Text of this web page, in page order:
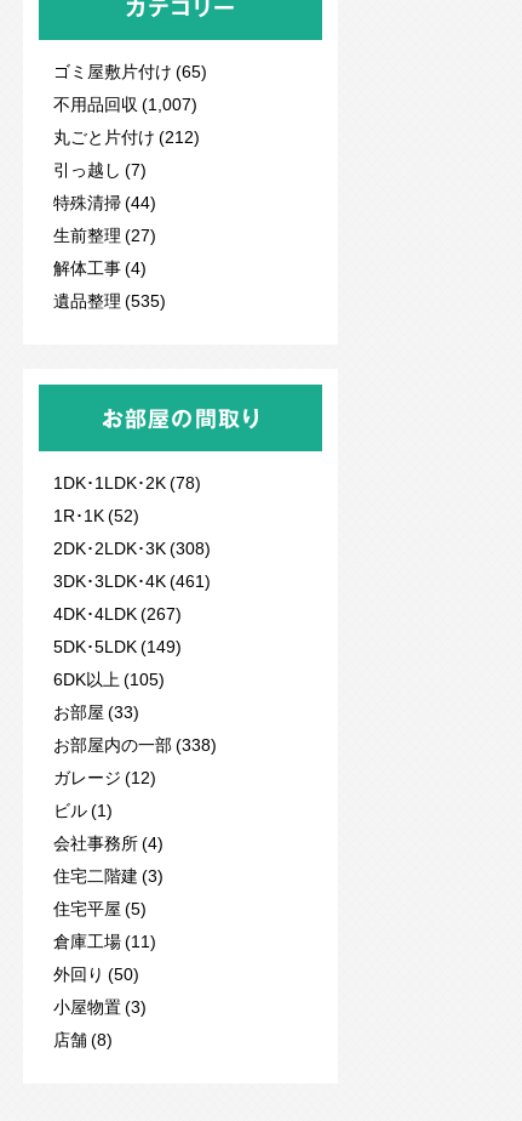
カテゴリー
ゴミ屋敷片付け (65)
不用品回収 (1,007)
丸ごと片付け (212)
引っ越し (7)
特殊清掃 (44)
生前整理 (27)
解体工事 (4)
遺品整理 (535)
お部屋の間取り
1DK･1LDK･2K (78)
1R･1K (52)
2DK･2LDK･3K (308)
3DK･3LDK･4K (461)
4DK･4LDK (267)
5DK･5LDK (149)
6DK以上 (105)
お部屋 (33)
お部屋内の一部 (338)
ガレージ (12)
ビル (1)
会社事務所 (4)
住宅二階建 (3)
住宅平屋 (5)
倉庫工場 (11)
外回り (50)
小屋物置 (3)
店舗 (8)